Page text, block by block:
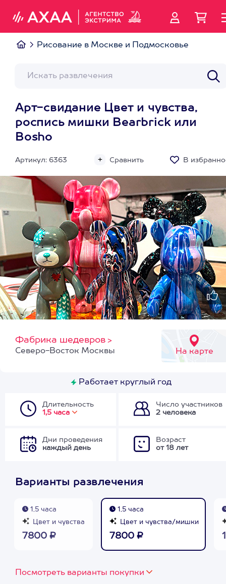
Рисование в Москве и Подмосковье
Арт-свидание Цвет и чувства,
роспись мишки Bearbrick или
Bosho
Артикул: 6363 Сравнить В
Фабрика шедевров >
На карте
Северо-Восток Москвы
Работает круглый год
Длительность
1,5 часа
Число участников
2 человека
Дни проведения
каждый день
Возраст
от 18 лет
Варианты развлечения
1,5 часа
Цвет и чувства
7800 ₽
1,5 часа
Цвет и чувства/мишки
7800 ₽
Посмотреть варианты покупки